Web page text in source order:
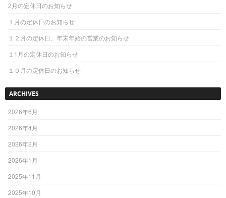
2月の定休日のお知らせ
１月の定休日のお知らせ
１２月の定休日、年末年始の営業のお知らせ
１1月の定休日のお知らせ
１０月の定休日のお知らせ
ARCHIVES
2026年6月
2026年4月
2026年2月
2026年1月
2025年11月
2025年10月